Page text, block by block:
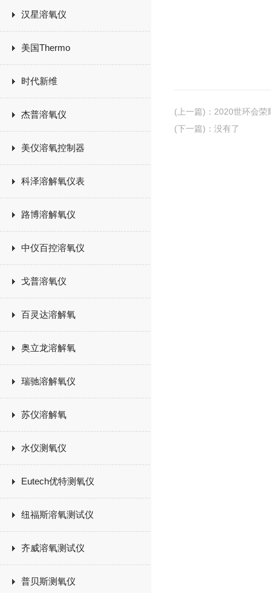
汉星溶氧仪
美国Thermo
时代新维
杰普溶氧仪
美仪溶氧控制器
科泽溶解氧仪表
路博溶解氧仪
中仪百控溶氧仪
戈普溶氧仪
百灵达溶解氧
奥立龙溶解氧
瑞驰溶解氧仪
苏仪溶解氧
水仪测氧仪
Eutech优特测氧仪
纽福斯溶氧测试仪
齐威溶氧测试仪
普贝斯测氧仪
(上一篇) ： 2020世环会荣
(下一篇) ：没有了